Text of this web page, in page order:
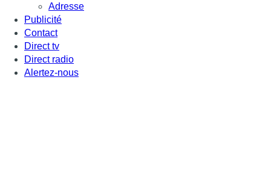
Adresse
Publicité
Contact
Direct tv
Direct radio
Alertez-nous